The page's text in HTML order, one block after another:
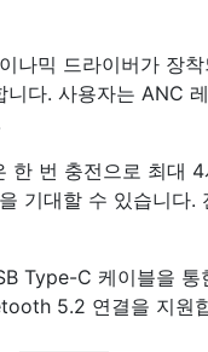
나믹 드라이버가 장
다. 사용자는 ANC
한 번 충전으로 최대
기대할 수 있습니다
Type-C 케이블을
5.2 연결을 지원